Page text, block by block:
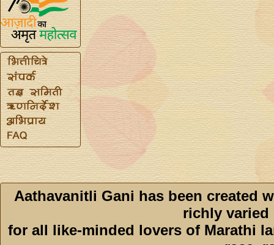
Aathavanitli Gani has been created
richly varied
for all like-minded lovers of Marathi